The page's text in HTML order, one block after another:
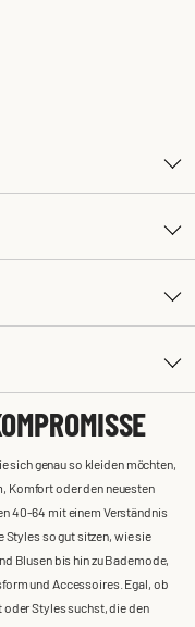
sich genau so kleiden möchten,
Komfort oder den neuesten
40-64 mit einem Verständnis
Styles so gut sitzen, wie sie
Blusen bis hin zu Bademode,
und Accessoires. Egal, ob
Styles suchst, die den